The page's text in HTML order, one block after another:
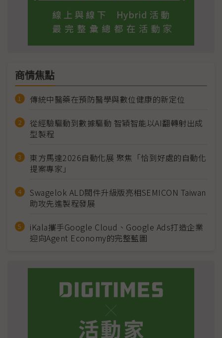
商情焦點
傳統中醫藥在預防醫學與數位健康的新定位
從經驗驅動到數據驅動 智穎智能以AI翻轉射出成
型製程
東方馬達2026自動化展 聚焦「恰到好處的自動化
提案專家」
Swagelok ALD閥件升級版亮相SEMICON Taiwan
助攻先進製程發展
iKala攜手Google Cloud、Google Ads打造企業
迎向Agent Economy的完整藍圖